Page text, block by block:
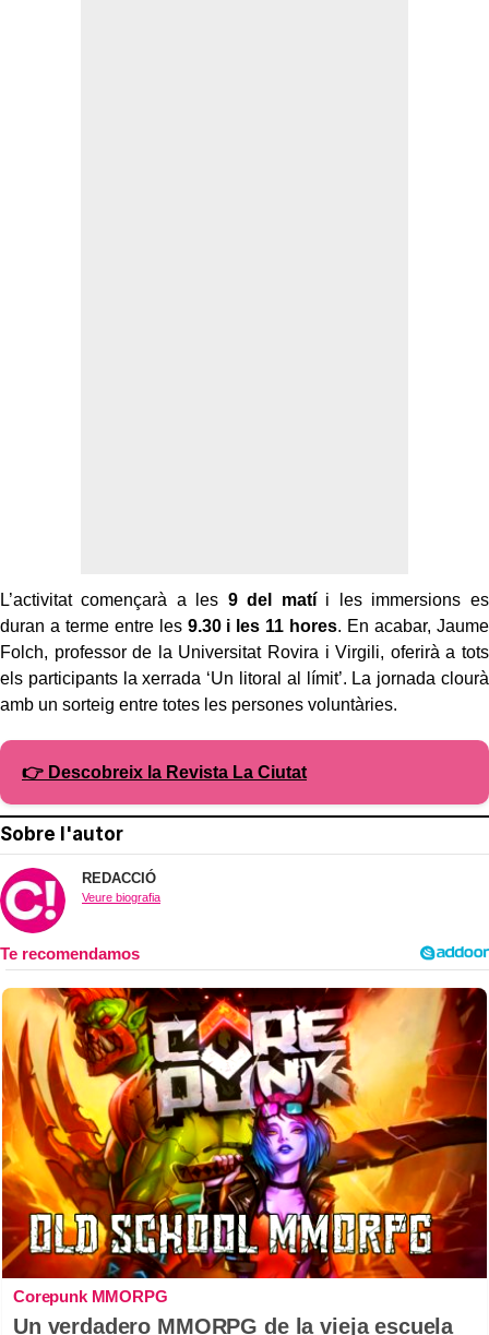
L’activitat començarà a les 9 del matíi les immersions es
duran a terme entre les 9.30 i les 11 hores. En acabar, Jaume
Folch, professor de la Universitat Rovira i Virgili, oferirà a tots
els participants la xerrada ‘Un litoral al límit’. La jornada clourà
amb un sorteig entre totes les persones voluntàries.
👉 Descobreix la Revista La Ciutat
Sobre l'autor
REDACCIÓ
Veure biografia
Corepunk MMORPG
Un verdadero MMORPG de la vieja escuela